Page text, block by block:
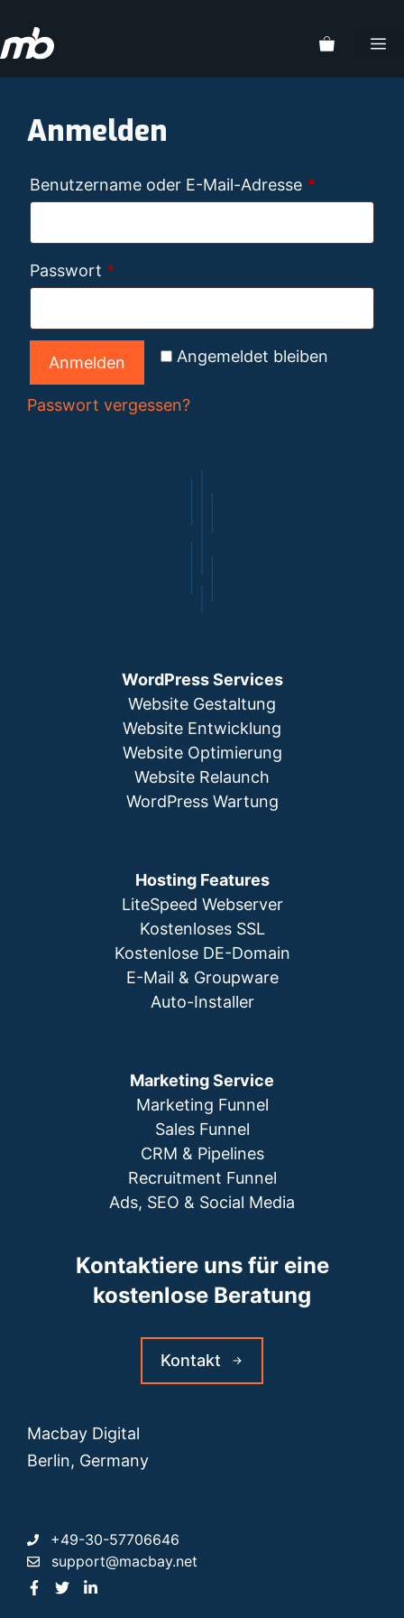
Inhalt
springen
Anmelden
Benutzername oder E-Mail-Adresse *
Passwort *
Angemeldet bleiben
Anmelden
Passwort vergessen?
WordPress Services
Website Gestaltung
Website Entwicklung
Website Optimierung
Website Relaunch
WordPress Wartung
Hosting Features
LiteSpeed Webserver
Kostenloses SSL
Kostenlose DE-Domain
E-Mail & Groupware
Auto-Installer
Marketing Service
Marketing Funnel
Sales Funnel
CRM & Pipelines
Recruitment Funnel
Ads, SEO & Social Media
Kontaktiere uns für eine
kostenlose Beratung
Kontakt
Macbay Digital
Berlin, Germany
+49-30-57706646
support@macbay.net